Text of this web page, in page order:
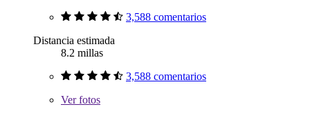
3,588 comentarios
Distancia estimada
8.2 millas
3,588 comentarios
Verfotos